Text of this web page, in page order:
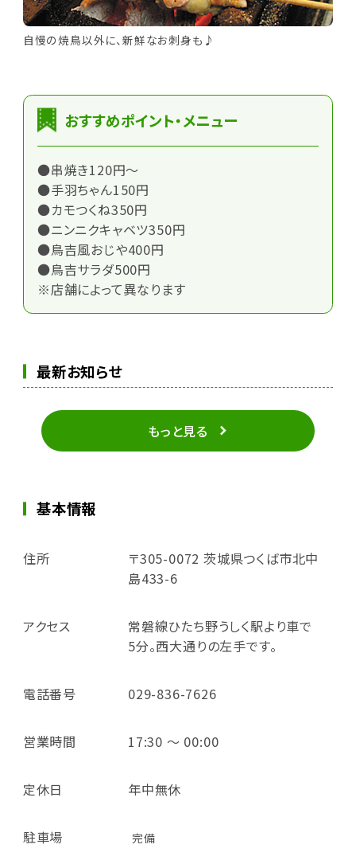
自慢の焼鳥以外に、新鮮なお刺身も♪
おすすめポイント・メニュー
●串焼き120円～
●手羽ちゃん150円
●カモつくね350円
●ニンニクキャベツ350円
●鳥吉風おじや400円
●鳥吉サラダ500円
※店舗によって異なります
最新お知らせ
もっと見る
基本情報
住所
〒305-0072 茨城県つくば市北中
島433-6
アクセス
常磐線ひたち野うしく駅より車で
5分。西大通りの左手です。
電話番号 029-836-7626
営業時間 17:30 ～ 00:00
定休日 年中無休
駐車場 完備